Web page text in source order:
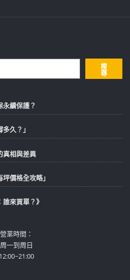
搜
尋
續保護？
久？」
真相與差異
價格全攻略」
來買單？》
營業時間：
周一到周日
12:00~21:00